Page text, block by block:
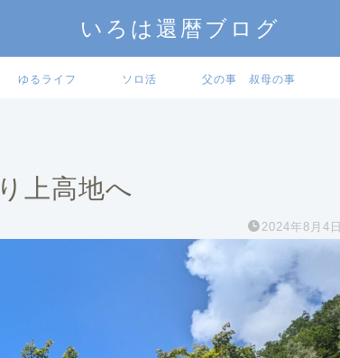
いろは還暦ブログ
ゆるライフ ソロ活 父の事 叔母の事
上高地へ
2024年8月4日